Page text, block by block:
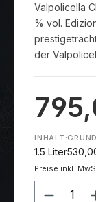
Valpolicella
% vol.
der
INHALT:
1.5 Liter
Preise inkl.